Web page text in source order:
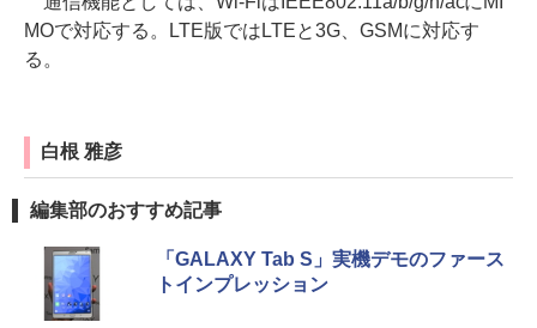
MOで対応する。LTE版ではLTEと3G、GSMに対応す
る。
白根 雅彦
編集部のおすすめ記事
「GALAXY Tab S」実機デモのファース
トインプレッション